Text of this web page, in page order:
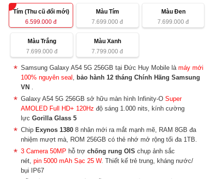
Tím (Thu cũ đổi mới)
6.599.000 đ
Màu Tím
7.699.000 đ
Màu Đen
7.699.000 đ
Màu Trắng
7.699.000đ
Màu Xanh
7.799.000 đ
Samsung Galaxy A54 5G 256GB tại Đức Huy Mobile làmáy mới
100% nguyên seal , bảo hành 12 tháng Chính Hãng Samsung
VN .
Galaxy A54 5G 256GB sở hữu màn hình Infinity-OSuper
AMOLED Full HD+ 120Hz độ sáng 1.000 nits, kính cường
lựcGorilla Glass 5
Chip Exynos 1380 8 nhân mới ra mắt mạnh mẽ, RAM 8GB đa
nhiệm mượt mà, ROM 256GB có thẻ nhớ mở rộng tối đa 1TB.
3 Camera 50MP hỗ trợchống rung OIS chụp ảnh sắc
nét,pin 5000 mAh Sạc 25 W. Thiết kế trẻ trung, kháng nước/
bụi IP67